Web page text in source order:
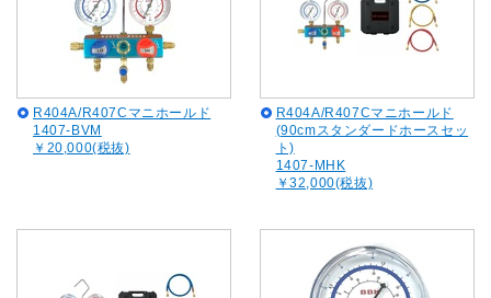
R404A/R407Cマニホールド
1407-BVM
￥20,000(税抜)
R404A/R407Cマニホールド
(90cmスタンダードホースセッ
ト)
1407-MHK
￥32,000(税抜)